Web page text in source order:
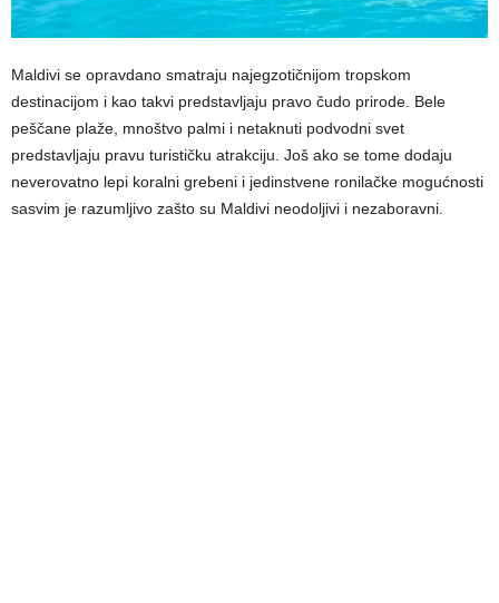
Maldivi se opravdano smatraju najegzotičnijom tropskom
destinacijom i kao takvi predstavljaju pravo čudo prirode. Bele
peščane plaže, mnoštvo palmi i netaknuti podvodni svet
predstavljaju pravu turističku atrakciju. Još ako se tome dodaju
neverovatno lepi koralni grebeni i jedinstvene ronilačke mogućnosti
sasvim je razumljivo zašto su Maldivi neodoljivi i nezaboravni.